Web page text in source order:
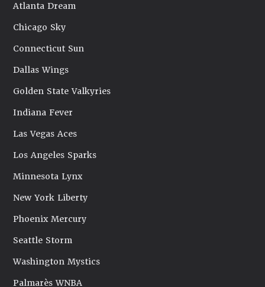
Atlanta Dream
Chicago Sky
Connecticut Sun
Dallas Wings
Golden State Valkyries
Indiana Fever
Las Vegas Aces
Los Angeles Sparks
Minnesota Lynx
New York Liberty
Phoenix Mercury
Seattle Storm
Washington Mystics
Palmarès WNBA